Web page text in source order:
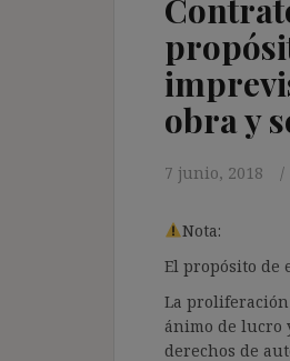
obra y
7 junio, 2018
Nota:
El propósito de
La
ánimo de lucro
derechos de